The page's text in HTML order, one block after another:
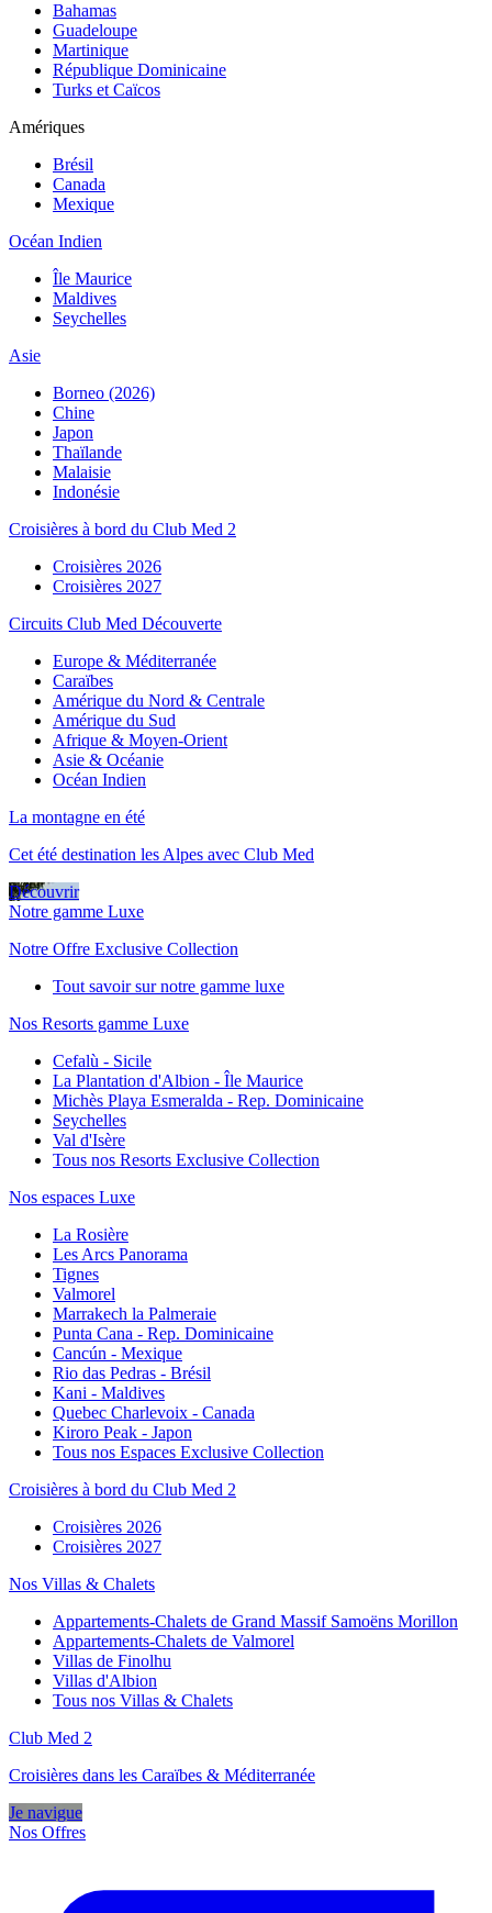
Bahamas
Guadeloupe
Martinique
République Dominicaine
Turks et Caïcos
Amériques
Brésil
Canada
Mexique
Océan Indien
Île Maurice
Maldives
Seychelles
Asie
Borneo (2026)
Chine
Japon
Thaïlande
Malaisie
Indonésie
Croisières à bord du Club Med 2
Croisières 2026
Croisières 2027
Circuits Club Med Découverte
Europe & Méditerranée
Caraïbes
Amérique du Nord & Centrale
Amérique du Sud
Afrique & Moyen-Orient
Asie & Océanie
Océan Indien
La montagne en été
Cet été destination les Alpes avec Club Med
Découvrir
Notre gamme Luxe
Notre Offre Exclusive Collection
Tout savoir sur notre gamme luxe
Nos Resorts gamme Luxe
Cefalù - Sicile
La Plantation d'Albion - Île Maurice
Michès Playa Esmeralda - Rep. Dominicaine
Seychelles
Val d'Isère
Tous nos Resorts Exclusive Collection
Nos espaces Luxe
La Rosière
Les Arcs Panorama
Tignes
Valmorel
Marrakech la Palmeraie
Punta Cana - Rep. Dominicaine
Cancún - Mexique
Rio das Pedras - Brésil
Kani - Maldives
Quebec Charlevoix - Canada
Kiroro Peak - Japon
Tous nos Espaces Exclusive Collection
Croisières à bord du Club Med 2
Croisières 2026
Croisières 2027
Nos Villas & Chalets
Appartements-Chalets de Grand Massif Samoëns Morillon
Appartements-Chalets de Valmorel
Villas de Finolhu
Villas d'Albion
Tous nos Villas & Chalets
Club Med 2
Croisières dans les Caraïbes & Méditerranée
Je navigue
Nos Offres